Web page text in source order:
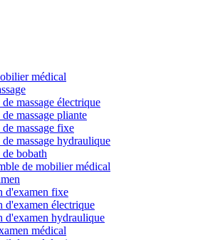
médical
massage électrique
massage pliante
de massage fixe
de massage hydraulique
de bobath
de mobilier médical
d'examen fixe
d'examen électrique
d'examen hydraulique
médical